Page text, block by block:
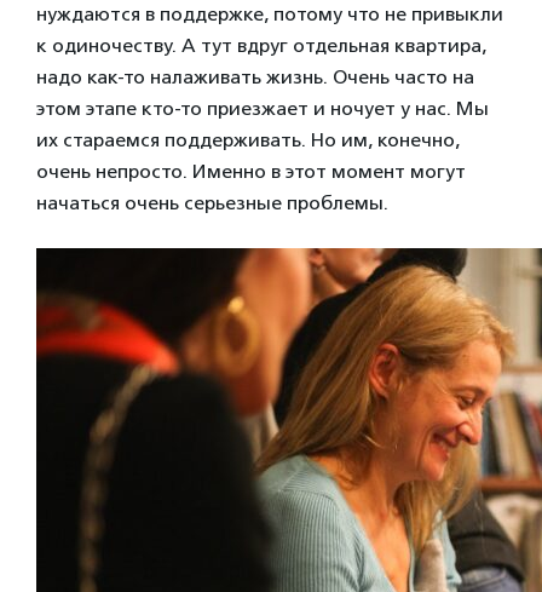
нуждаются в поддержке, потому что не привыкли
к одиночеству. А тут вдруг отдельная квартира,
надо как-то налаживать жизнь. Очень часто на
этом этапе кто-то приезжает и ночует у нас. Мы
их стараемся поддерживать. Но им, конечно,
очень непросто. Именно в этот момент могут
начаться очень серьезные проблемы.